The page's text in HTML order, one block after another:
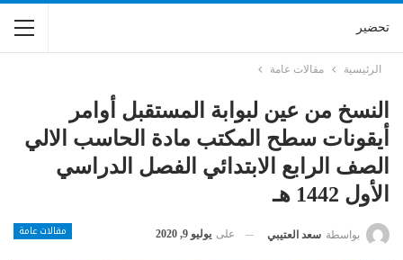
تحضير
الرئيسية مقالات عامة
النسخ من عين لبوابة المستقبل أوامر
أيقونات سطح المكتب مادة الحاسب الالي
الصف الرابع الابتدائي الفصل الدراسي
الأول 1442 هـ
مقالات عامة بواسطة سعد العتيبي على يوليو 9, 2020